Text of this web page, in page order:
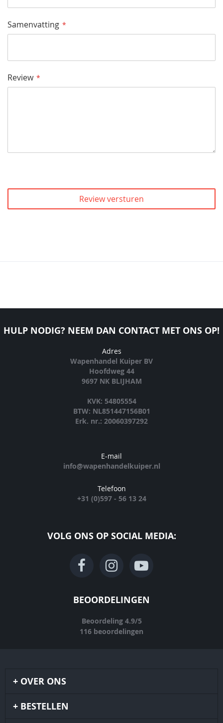
Samenvatting
Review
Review versturen
HULP NODIG? NEEM DAN CONTACT MET ONS OP!
Adres
Wapenhandel Kuiper BV
Hoofdweg 44
9697 NK BLIJHAM
KVK: 54805554
BTW: NL851447156B01
Erk. nr.: 20060397292
E-mail
info@wapenhandelkuiper.nl
Telefoon
+31 (0)597 - 56 13 24
VOLG ONS OP SOCIAL MEDIA:
BEOORDELINGEN
Beoordeling 4.9/5
116 beoordelingen
OVER ONS
BESTELLEN